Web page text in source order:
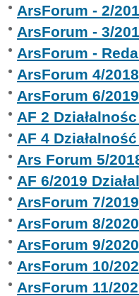
ArsForum - 2/
ArsForum - 3/
ArsForum -
ArsForum 4/2018
ArsForum 6/2019
AF 2
AF 4
Ars Forum 5/
AF 6/2019
ArsForum 7/2019
ArsForum 8/2020
ArsForum 9/2020
ArsForum 10/
ArsForum 11/